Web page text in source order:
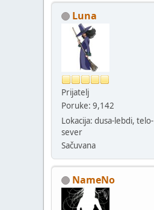
Luna
Prijatelj
Poruke: 9,142
Lokacija: dusa-lebdi, telo-
sever
Sačuvana
NameNo